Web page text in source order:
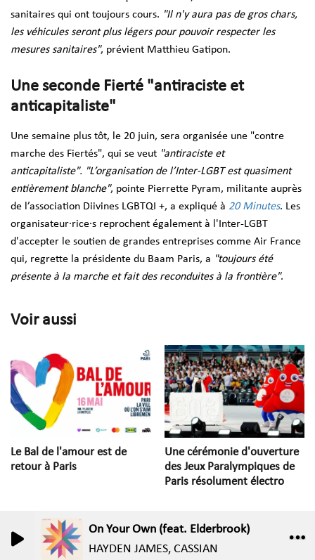
On Your Own (feat. Elderbrook)
HAYDEN JAMES, CASSIAN
0 0
sanitaires qui ont toujours cours. "Il n'y aura pas de gros chars,
les véhicules seront plus légers pour pouvoir respecter les
mesures sanitaires", prévient Matthieu Gatipon.
Une seconde Fierté "antiraciste et
anticapitaliste"
Une semaine plus tôt, le 20 juin, sera organisée une "contre
marche des Fiertés", qui se veut "antiraciste et
anticapitaliste". "L’organisation de l’Inter-LGBT est quasiment
entièrement blanche", pointe Pierrette Pyram, militante auprès
de l’association Diivines LGBTQI +, a expliqué à 20 Minutes. Les
organisateur·rice·s reprochent également à l'Inter-LGBT
d'accepter le soutien de grandes entreprises comme Air France
qui, regrette la présidente du Baam Paris, a "toujours été
présente à la marche et fait des reconduites à la frontière".
Voir aussi
Le Bal de l'amour est de
retour à Paris
Une cérémonie d'ouverture
des Jeux Paralympiques de
Paris résolument électro